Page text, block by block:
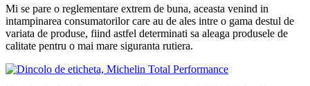
Mi se pare o reglementare extrem de buna, aceasta venind in
intampinarea consumatorilor care au de ales intre o gama destul de
variata de produse, fiind astfel determinati sa aleaga produsele de
calitate pentru o mai mare siguranta rutiera.